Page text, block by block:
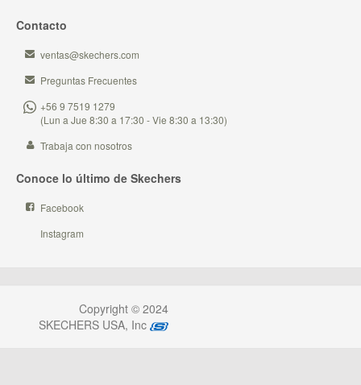
Contacto
ventas@skechers.com
Preguntas Frecuentes
+56 9 7519 1279
(Lun a Jue 8:30 a 17:30 - Vie 8:30 a 13:30)
Trabaja con nosotros
Conoce lo último de Skechers
Facebook
Instagram
Copyright © 2024
SKECHERS USA, Inc